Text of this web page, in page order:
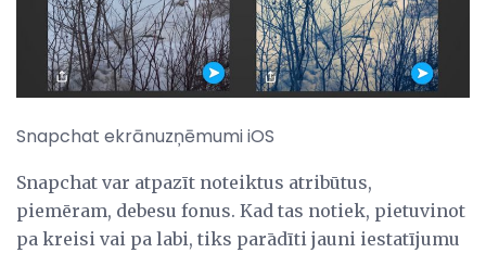
Snapchat ekrānuzņēmumi iOS
Snapchat var atpazīt noteiktus atribūtus,
piemēram, debesu fonus. Kad tas notiek, pietuvinot
pa kreisi vai pa labi, tiks parādīti jauni iestatījumu